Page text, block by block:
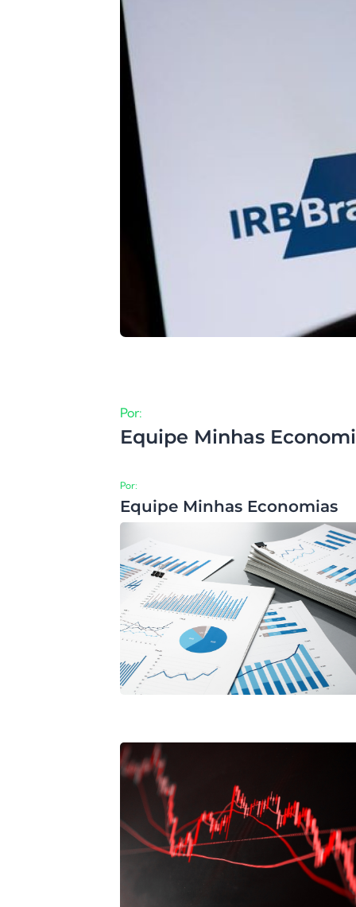
Por:
Equipe Minhas
Por:
Equipe Minhas Economias